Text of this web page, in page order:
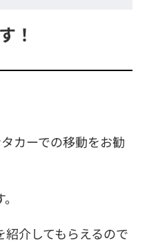
！
カーでの移動をお勧
介してもらえるので